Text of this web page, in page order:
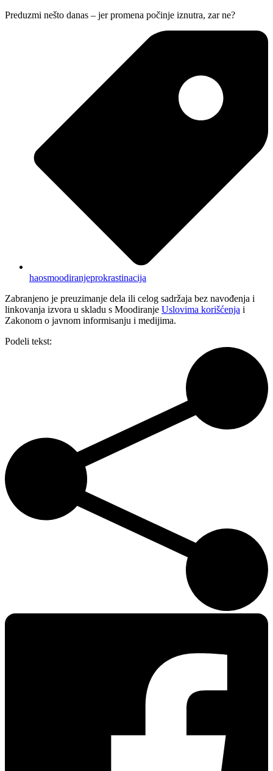
Preduzmi nešto danas – jer promena počinje iznutra, zar ne?
haosmoodiranjeprokrastinacija
Zabranjeno je preuzimanje dela ili celog sadržaja bez navođenja i
linkovanja izvora u skladu s Moodiranje Uslovima korišćenja i
Zakonom o javnom informisanju i medijima.
Podeli tekst: